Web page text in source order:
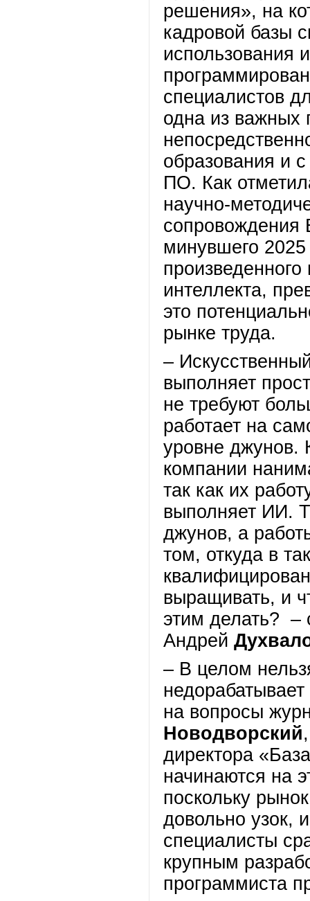
решения», на
кадровой базы
использования
специалистов
одна из важных
образования и
ПО. Как
научно-
сопровождения
минувшего 2025
интеллекта,
это
рынке труда.
–
выполняет
не требуют
работает на
уровне джунов.
компании
так как их
выполняет ИИ.
джунов, а
том, откуда в
выращивать, и
этим делать? –
Андрей
– В целом
на вопросы
Новодворский
директора
начинаются на
поскольку
довольно узок,
специалисты
крупным
программиста